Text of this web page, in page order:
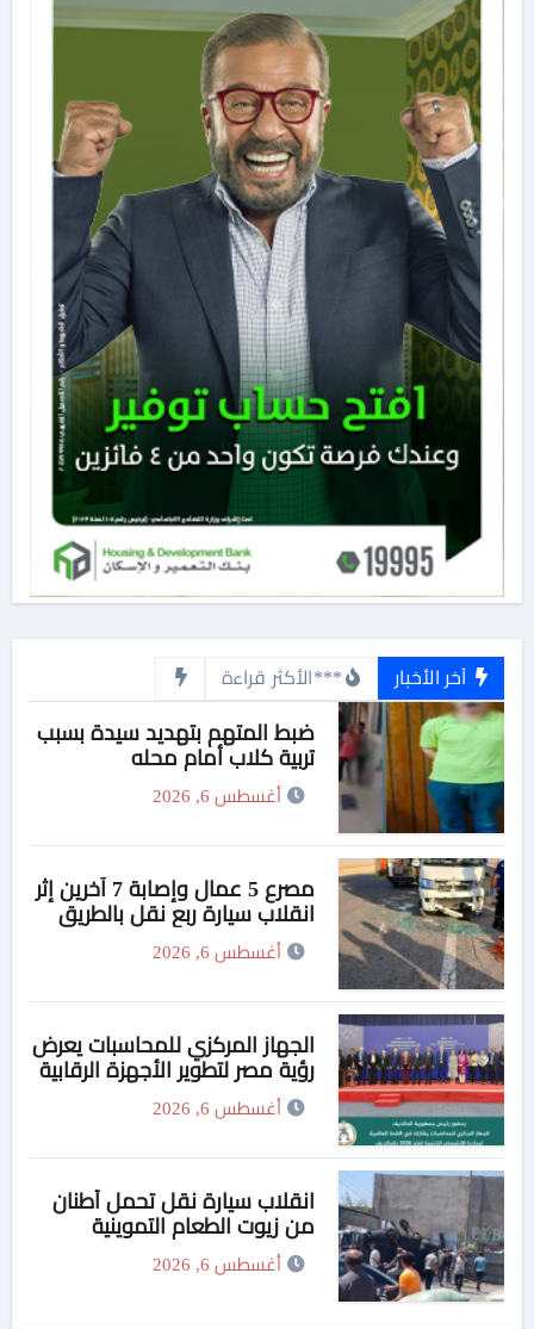
آخر الأخبار ***الأكثر قراءة
ضبط المتهم بتهديد سيدة بسبب
تربية كلاب أمام محله
أغسطس 6, 2026
مصرع 5 عمال وإصابة 7 آخرين إثر
انقلاب سيارة ربع نقل بالطريق
الصحراوى الشرقى
أغسطس 6, 2026
الجهاز المركزي للمحاسبات يعرض
رؤية مصر لتطوير الأجهزة الرقابية
في القمة العالمية للإنتوساي
بالمالديف
أغسطس 6, 2026
انقلاب سيارة نقل تحمل أطنان
من زيوت الطعام التموينية
بالمحلة
أغسطس 6, 2026